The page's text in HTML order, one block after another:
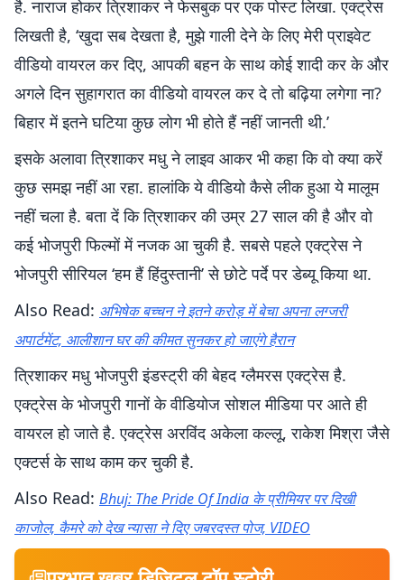
है. नाराज होकर त्रिशाकर ने फेसबुक पर एक पोस्ट लिखा. एक्ट्रेस
लिखती है, ‘खुदा सब देखता है, मुझे गाली देने के लिए मेरी प्राइवेट
वीडियो वायरल कर दिए, आपकी बहन के साथ कोई शादी कर के और
अगले दिन सुहागरात का वीडियो वायरल कर दे तो बढ़िया लगेगा ना?
बिहार में इतने घटिया कुछ लोग भी होते हैं नहीं जानती थी.’
इसके अलावा त्रिशाकर मधु ने लाइव आकर भी कहा कि वो क्या करें
कुछ समझ नहीं आ रहा. हालांकि ये वीडियो कैसे लीक हुआ ये मालूम
नहीं चला है. बता दें कि त्रिशाकर की उम्र 27 साल की है और वो
कई भोजपुरी फिल्मों में नजक आ चुकी है. सबसे पहले एक्ट्रेस ने
भोजपुरी सीरियल ‘हम हैं हिंदुस्तानी’ से छोटे पर्दे पर डेब्यू किया था.
Also Read: अभिषेक बच्चन ने इतने करोड़ में बेचा अपना लग्जरी
अपार्टमेंट, आलीशान घर की कीमत सुनकर हो जाएंगे हैरान
त्रिशाकर मधु भोजपुरी इंडस्ट्री की बेहद ग्लैमरस एक्ट्रेस है.
एक्ट्रेस के भोजपुरी गानों के वीडियोज सोशल मीडिया पर आते ही
वायरल हो जाते है. एक्ट्रेस अरविंद अकेला कल्लू, राकेश मिश्रा जैसे
एक्टर्स के साथ काम कर चुकी है.
Also Read: Bhuj: The Pride Of India के प्रीमियर पर दिखी
काजोल, कैमरे को देख न्यासा ने दिए जबरदस्त पोज, VIDEO